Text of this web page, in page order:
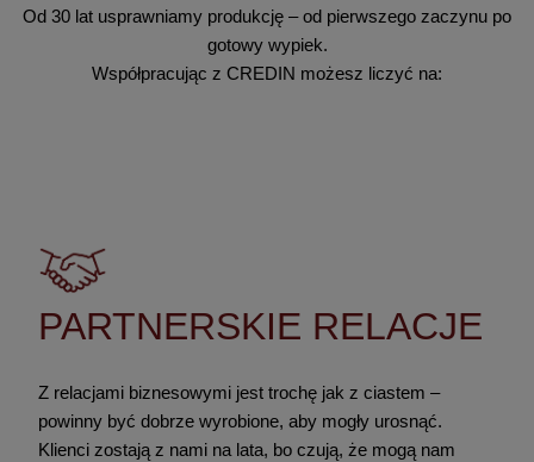
Od 30 lat usprawniamy produkcję – od pierwszego zaczynu po
gotowy wypiek.
Współpracując z CREDIN możesz liczyć na:
PARTNERSKIE RELACJE
Z relacjami biznesowymi jest trochę jak z ciastem –
powinny być dobrze wyrobione, aby mogły urosnąć.
Klienci zostają z nami na lata, bo czują, że mogą nam